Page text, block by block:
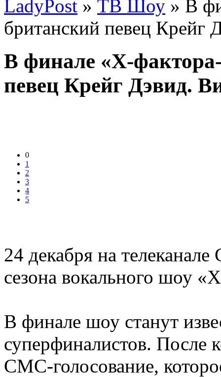
LadyPost » ТВ Шоу » В
британский певец Крейг
В финале «Х-
певец Крейг Дэвид.
0
1
2
3
4
5
24 декабря на
сезона вокального шоу
В финале шоу станут
суперфиналистов. После
СМС-голосование,